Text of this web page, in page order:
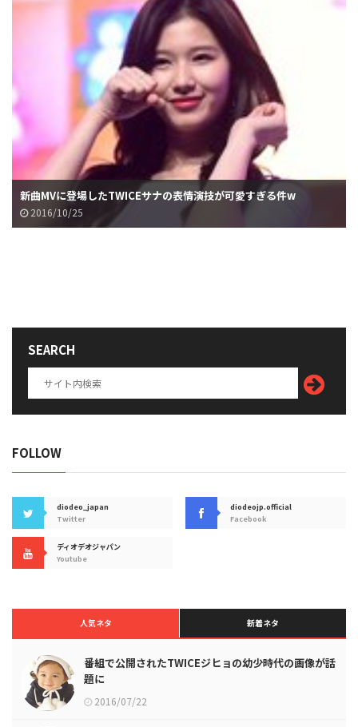
新曲MVに登場したTWICEサナの表情演技が可愛すぎる件w
2016/10/25
SEARCH
FOLLOW
diodeo_japan
Twitter
diodeojp.official
Facebook
ディオデオジャパン
Youtube
人気ネタ 新着ネタ
番組で公開されたTWICEジヒョの幼少時代の画像が話
題に
2016/07/22